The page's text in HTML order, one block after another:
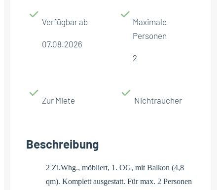
Verfügbar ab
07.08.2026
Maximale
Personen
2
Zur Miete Nichtraucher
Beschreibung
2 Zi.Whg., möbliert, 1. OG, mit Balkon (4,8
qm). Komplett ausgestatt. Für max. 2 Personen